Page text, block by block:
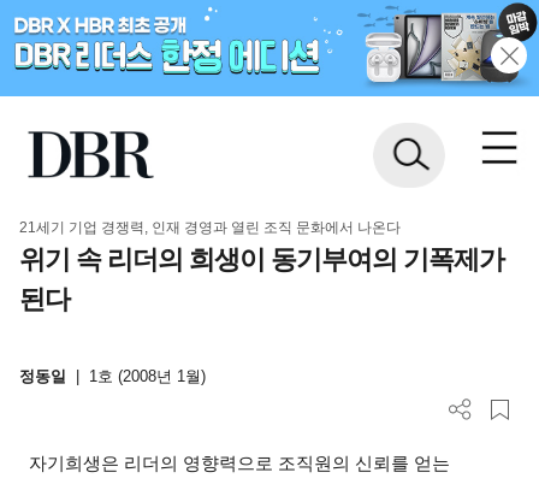
21세기 기업 경쟁력, 인재 경영과 열린 조직 문화에서 나온다
위기 속 리더의 희생이 동기부여의 기폭제가
된다
정동일 1호 (2008년 1월)
자기희생은 리더의 영향력으로 조직원의 신뢰를 얻는